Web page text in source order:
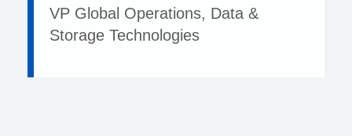
VP Global Operations, Data &
Storage Technologies